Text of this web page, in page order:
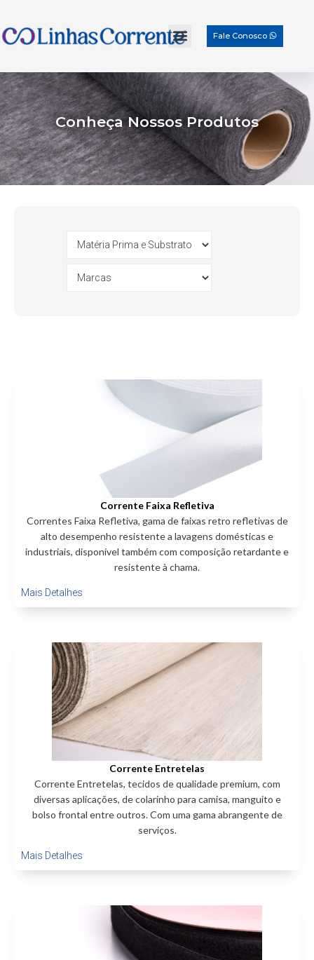
Fale Conosco
Conheça Nossos Produtos
Corrente Faixa Refletiva
Correntes Faixa Refletiva, gama de faixas retro refletivas de
alto desempenho resistente a lavagens domésticas e
industriais, disponível também com composição retardante e
resistente à chama.
Mais Detalhes
Corrente Entretelas
Corrente Entretelas, tecidos de qualidade premium, com
diversas aplicações, de colarinho para camisa, manguito e
bolso frontal entre outros. Com uma gama abrangente de
serviços.
Mais Detalhes